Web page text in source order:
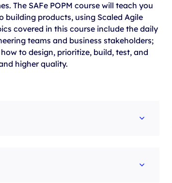
The SAFe POPM course will teach you
products, using Scaled Agile
covered in this course include the daily
teams and business stakeholders;
to design, prioritize, build, test, and
higher quality.